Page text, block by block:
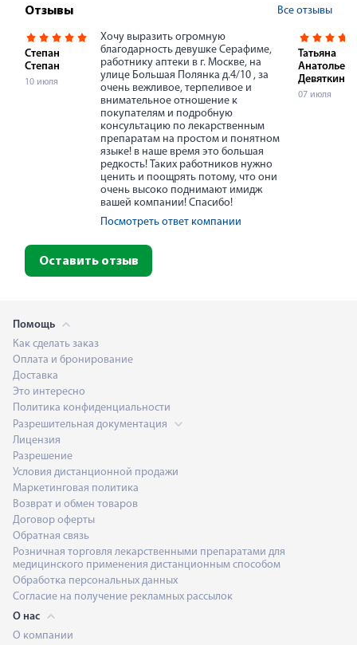
Отзывы Все отзывы
Степан
Степан
10 июля
Хочу выразить огромную
благодарность девушке Серафиме,
работнику аптеки в г. Москве, на
улице Большая Полянка д.4/10 , за
очень вежливое, терпеливое и
внимательное отношение к
покупателям и подробную
консультацию по лекарственным
препаратам на простом и понятном
языке! в наше время это большая
редкость! Таких работников нужно
ценить и поощрять потому, что они
очень высоко поднимают имидж
вашей компании! Спасибо!
Посмотреть ответ компании
Татьяна
Девяткина
07 июля
Оставить отзыв
Помощь
Как сделать заказ
Оплата и бронирование
Доставка
Это интересно
Политика конфиденциальности
Разрешительная документация
Лицензия
Разрешение
Условия дистанционной продажи
Маркетинговая политика
Возврат и обмен товаров
Договор оферты
Обратная связь
Розничная торговля лекарственными препаратами для
медицинского применения дистанционным способом
Обработка персональных данных
Согласие на получение рекламных рассылок
О нас
О компании